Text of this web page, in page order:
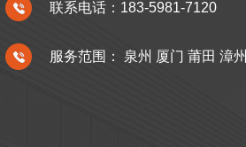
联系电话：183-5981-7120
服务范围： 泉州 厦门 莆田 漳州